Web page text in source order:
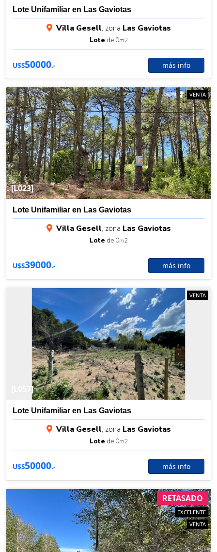
Lote Unifamiliar en Las Gaviotas
Villa Gesell, zona Las Gaviotas
Lote de 0m2
U$S50000.- más info
[L023]
VENTA
Lote Unifamiliar en Las Gaviotas
Villa Gesell, zona Las Gaviotas
Lote de 0m2
U$S39000.- más info
[L057]
VENTA
Lote Unifamiliar en Las Gaviotas
Villa Gesell, zona Las Gaviotas
Lote de 0m2
U$S50000.- más info
RETASADO
EXCELENTE
VENTA